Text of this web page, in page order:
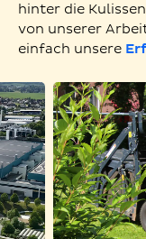
hinter die
von unserer
einfach unsere